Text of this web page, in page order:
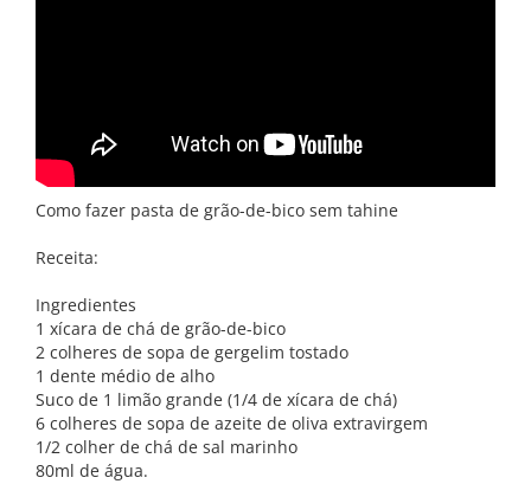
Como fazer pasta de grão-de-bico sem tahine
Receita:
Ingredientes
1 xícara de chá de grão-de-bico
2 colheres de sopa de gergelim tostado
1 dente médio de alho
Suco de 1 limão grande (1/4 de xícara de chá)
6 colheres de sopa de azeite de oliva extravirgem
1/2 colher de chá de sal marinho
80ml de água.